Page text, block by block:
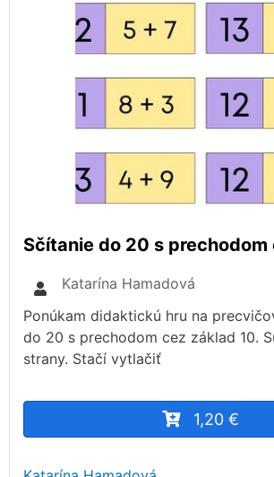
Sčítanie do 20 s prechodom
Katarína Hamadová
Ponúkam didaktickú hru na
do 20 s prechodom cez základ 10.
strany. Stačí vytlačiť
1,20 €